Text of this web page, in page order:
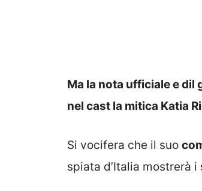
Ma la nota ufficiale e dil
nel cast la mitica Katia
Si vocifera che il suo
spiata d’Italia mostrerà